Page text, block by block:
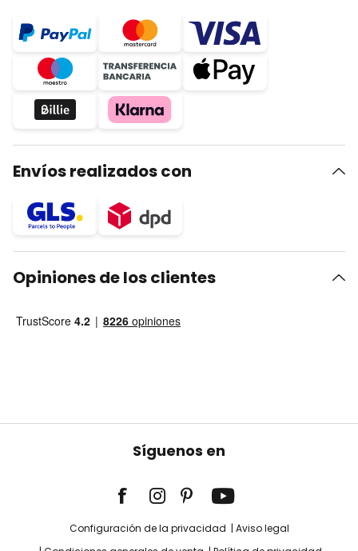
Envíos realizados con
Opiniones de los clientes
Síguenos en
Configuración de la privacidad
Aviso legal